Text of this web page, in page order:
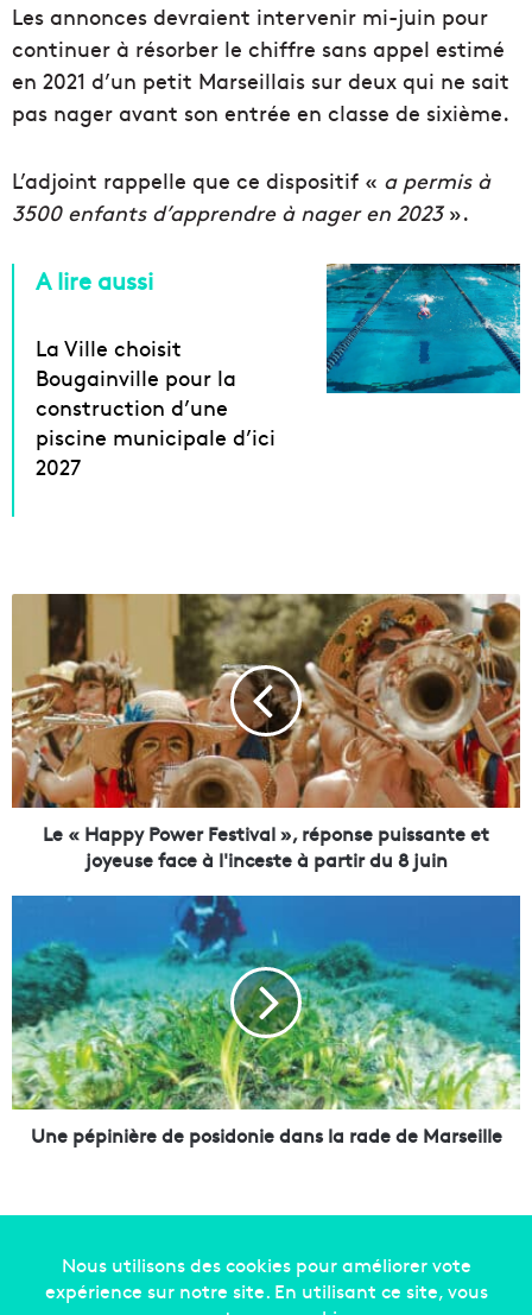
Les annonces devraient intervenir mi-juin pour
continuer à résorber le chiffre sans appel estimé
en 2021 d’un petit Marseillais sur deux qui ne sait
pas nager avant son entrée en classe de sixième.
L’adjoint rappelle que ce dispositif « a permis à
3500 enfants d’apprendre à nager en 2023».
A lire aussi
La Ville choisit
Bougainville pour la
construction d’une
piscine municipale d’ici
2027
H
a
p
p
y
P
e
s
t
i
v
a
l
Le « Happy Power Festival », réponse puissante et
joyeuse face à l'inceste à partir du 8 juin
e
p
é
p
i
n
i
Une pépinière de posidonie dans la rade de Marseille
Copyright © 2014-2022Made in Marseille. Tous droits